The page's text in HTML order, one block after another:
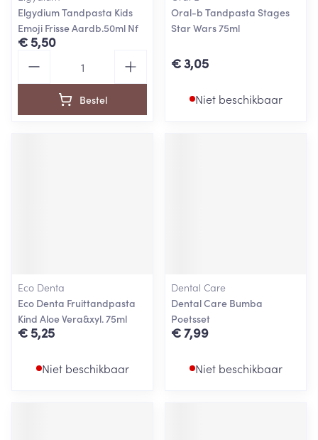
Elgydium Tandpasta Kids
Emoji Frisse Aardb.50ml Nf
€ 5,50
Bestel
Oral-b Tandpasta Stages
Star Wars 75ml
€ 3,05
Niet beschikbaar
Eco Denta
Eco Denta Fruittandpasta
Kind Aloe Vera&xyl. 75ml
€ 5,25
Niet beschikbaar
Dental Care
Dental Care Bumba
Poetsset
€ 7,99
Niet beschikbaar